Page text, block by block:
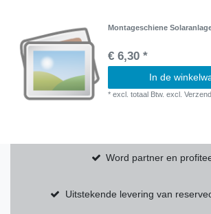
Montageschiene
€ 6,30 *
In de
*excl. totaal Btw. excl.
Word partner en
Uitstekende levering van